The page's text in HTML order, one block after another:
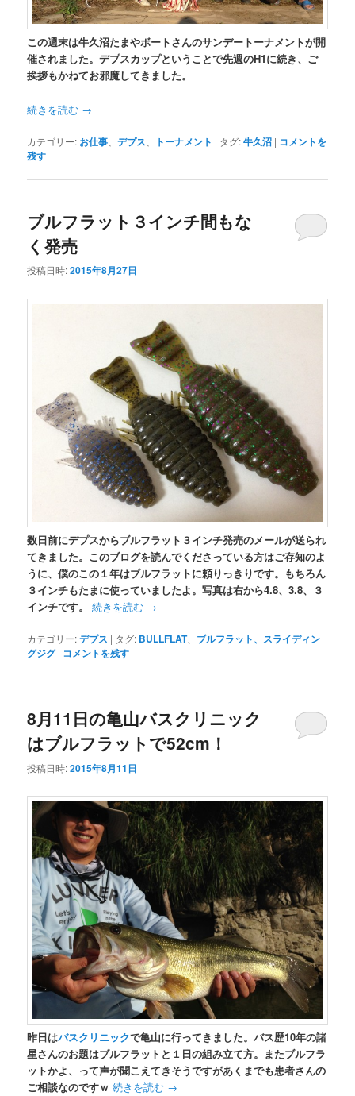
この週末は牛久沼たまやボートさんのサンデートーナメントが開
催されました。デプスカップということで先週のH1に続き、ご
挨拶もかねてお邪魔してきました。
続きを読む →
カテゴリー: お仕事 、デプス トーナメント | タグ:牛久沼 | コメントを
残す
ブルフラット３インチ間もな
く発売
投稿日時:2015年8月27日
数日前にデプスからブルフラット３インチ発売のメールが送られ
てきました。このブログを読んでくださっている方はご存知のよ
うに、僕のこの１年はブルフラットに頼りっきりです。もちろん
３インチもたまに使っていましたよ。写真は右から4.8、3.8、３
インチです。
続きを読む →
カテゴリー:デプス | タグ: BULLFLAT、 ブルフラット、スライディン
グジグ | コメントを残す
8月11日の亀山バスクリニック
はブルフラットで52cm！
投稿日時:2015年8月11日
昨日はバスクリニックで亀山に行ってきました。バス歴10年の諸
星さんのお題はブルフラットと１日の組み立て方。またブルフラ
ットかよ、って声が聞こえてきそうですがあくまでも患者さんの
ご相談なのですｗ 続きを読む →